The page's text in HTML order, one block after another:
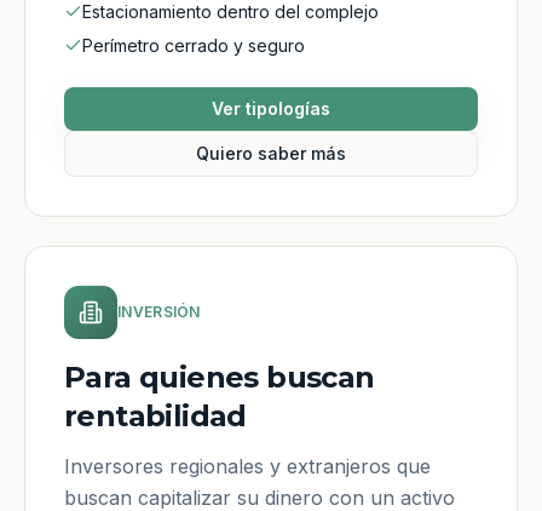
Estacionamiento dentro del complejo
Perímetro cerrado y seguro
Ver tipologías
Quiero saber más
INVERSIÓN
Para quienes buscan
rentabilidad
Inversores regionales y extranjeros que
buscan capitalizar su dinero con un activo